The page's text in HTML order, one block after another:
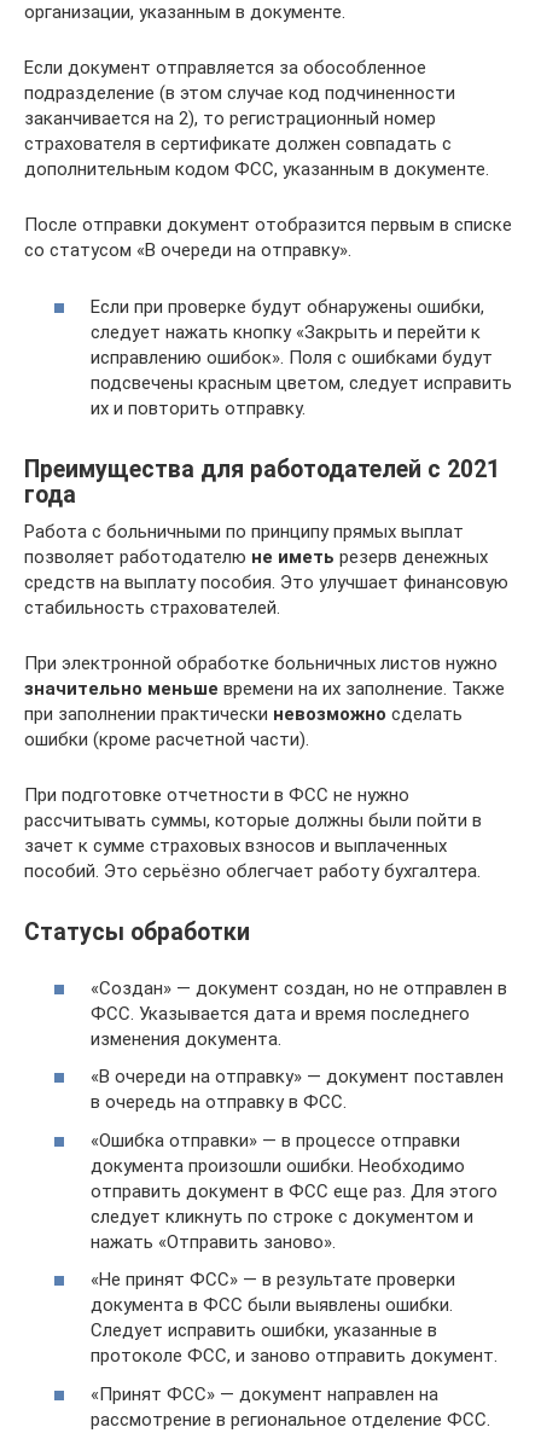
организации, указанным в документе.
Если документ отправляется за обособленное
подразделение (в этом случае код подчиненности
заканчивается на 2), то регистрационный номер
страхователя в сертификате должен совпадать с
дополнительным кодом ФСС, указанным в документе.
После отправки документ отобразится первым в списке
со статусом «В очереди на отправку».
Если при проверке будут обнаружены ошибки,
следует нажать кнопку «Закрыть и перейти к
исправлению ошибок». Поля с ошибками будут
подсвечены красным цветом, следует исправить
их и повторить отправку.
Преимущества для работодателей с 2021
года
Работа с больничными по принципу прямых выплат
позволяет работодателю не иметь резерв денежных
средств на выплату пособия. Это улучшает финансовую
стабильность страхователей.
При электронной обработке больничных листов нужно
значительно меньше времени на их заполнение. Также
при заполнении практически невозможно сделать
ошибки (кроме расчетной части).
При подготовке отчетности в ФСС не нужно
рассчитывать суммы, которые должны были пойти в
зачет к сумме страховых взносов и выплаченных
пособий. Это серьёзно облегчает работу бухгалтера.
Статусы обработки
«Создан» — документ создан, но не отправлен в
ФСС. Указывается дата и время последнего
изменения документа.
«В очереди на отправку» — документ поставлен
в очередь на отправку в ФСС.
«Ошибка отправки» — в процессе отправки
документа произошли ошибки. Необходимо
отправить документ в ФСС еще раз. Для этого
следует кликнуть по строке с документом и
нажать «Отправить заново».
«Не принят ФСС» — в результате проверки
документа в ФСС были выявлены ошибки.
Следует исправить ошибки, указанные в
протоколе ФСС, и заново отправить документ.
«Принят ФСС» — документ направлен на
рассмотрение в региональное отделение ФСС.